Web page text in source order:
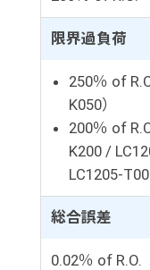
限界過負荷
250％ of
K050）
200％ of
K200 /
LC1205-
総合誤差
0.02％ of R.O.